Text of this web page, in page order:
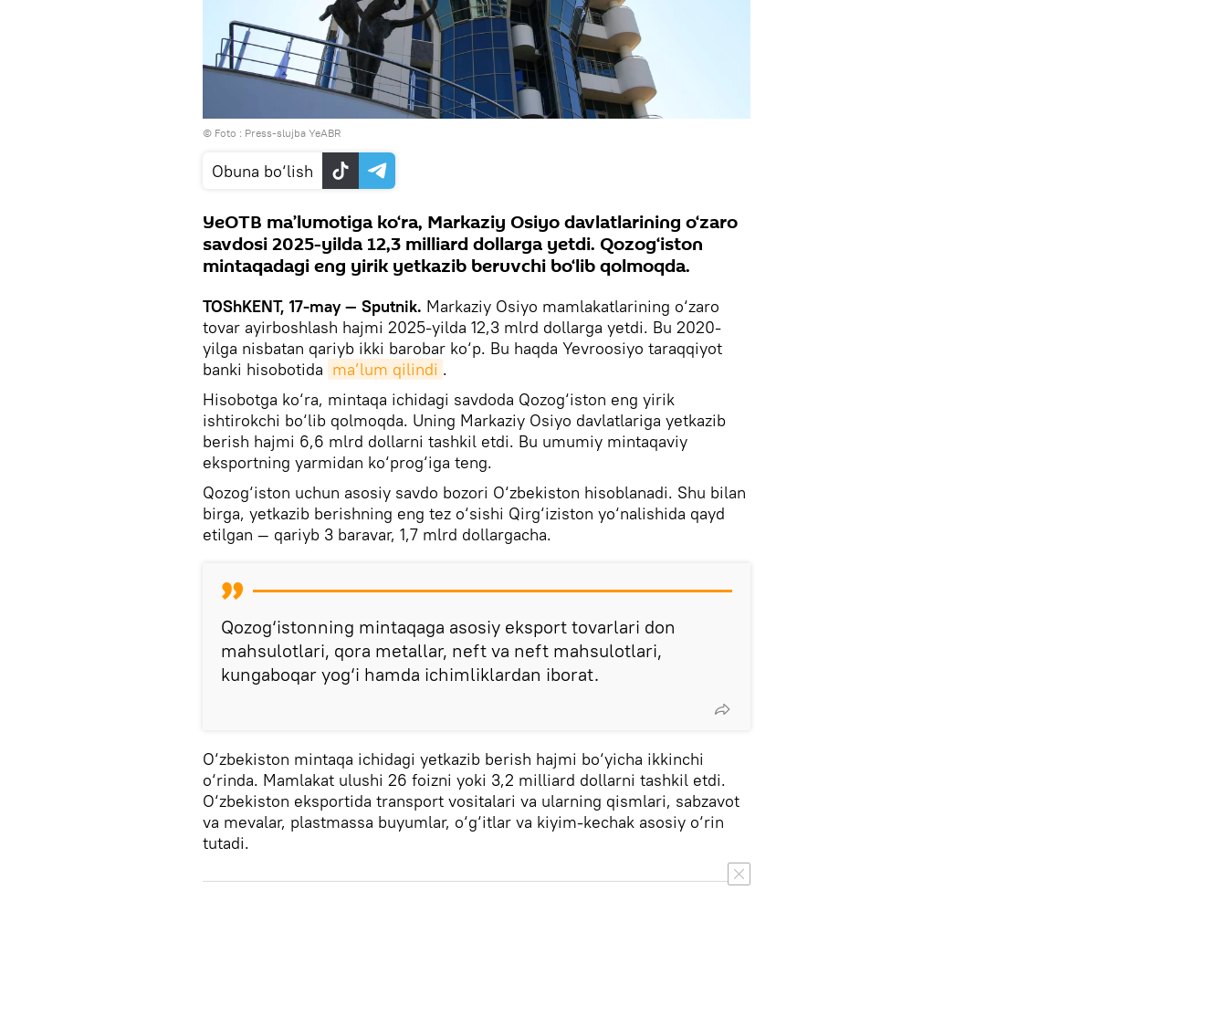
© Foto : Press-slujba YeABR
Obuna bo‘lish
YeOTB ma’lumotiga ko‘ra, Markaziy Osiyo davlatlarining o‘zaro
savdosi 2025-yilda 12,3 milliard dollarga yetdi. Qozog‘iston
mintaqadagi eng yirik yetkazib beruvchi bo‘lib qolmoqda.
TOShKENT, 17-may — Sputnik. Markaziy Osiyo mamlakatlarining o‘zaro
tovar ayirboshlash hajmi 2025-yilda 12,3 mlrd dollarga yetdi. Bu 2020-
yilga nisbatan qariyb ikki barobar ko‘p. Bu haqda Yevroosiyo taraqqiyot
banki hisobotida ma’lum qilindi .
Hisobotga ko‘ra, mintaqa ichidagi savdoda Qozog‘iston eng yirik
ishtirokchi bo‘lib qolmoqda. Uning Markaziy Osiyo davlatlariga yetkazib
berish hajmi 6,6 mlrd dollarni tashkil etdi. Bu umumiy mintaqaviy
eksportning yarmidan ko‘prog‘iga teng.
Qozog‘iston uchun asosiy savdo bozori O‘zbekiston hisoblanadi. Shu bilan
birga, yetkazib berishning eng tez o‘sishi Qirg‘iziston yo‘nalishida qayd
etilgan — qariyb 3 baravar, 1,7 mlrd dollargacha.
Qozog‘istonning mintaqaga asosiy eksport tovarlari don
mahsulotlari, qora metallar, neft va neft mahsulotlari,
kungaboqar yog‘i hamda ichimliklardan iborat.
O‘zbekiston mintaqa ichidagi yetkazib berish hajmi bo‘yicha ikkinchi
o‘rinda. Mamlakat ulushi 26 foizni yoki 3,2 milliard dollarni tashkil etdi.
O‘zbekiston eksportida transport vositalari va ularning qismlari, sabzavot
va mevalar, plastmassa buyumlar, o‘g‘itlar va kiyim-kechak asosiy o‘rin
tutadi.